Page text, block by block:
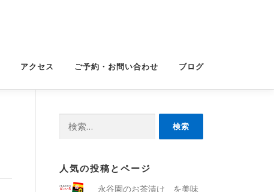
アクセス ご予約・お問い合わせ ブログ
人気の投稿とページ
永谷園のお茶漬け を美味